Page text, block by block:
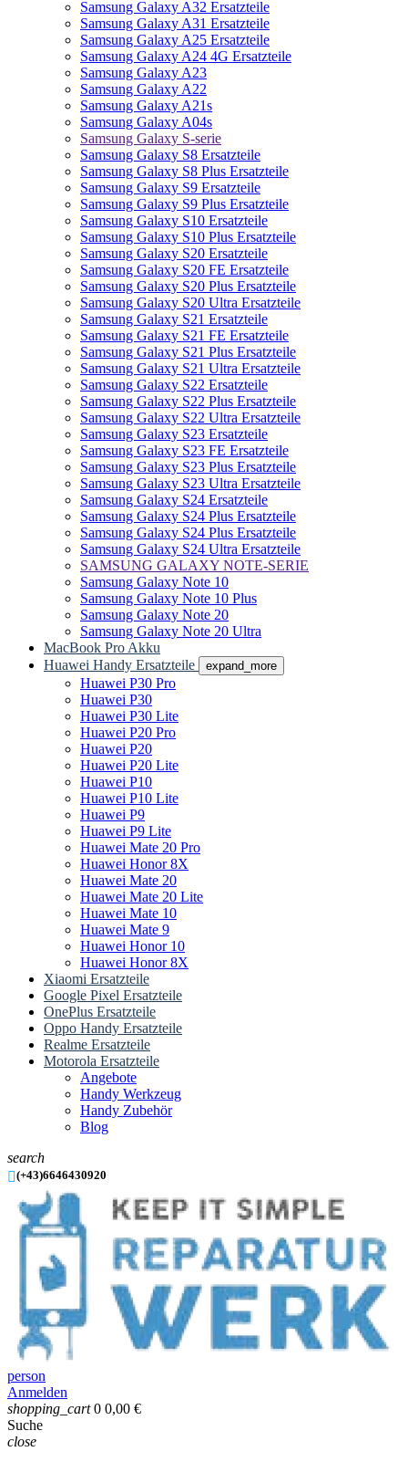
Samsung Galaxy A32 Ersatzteile
Samsung Galaxy A31 Ersatzteile
Samsung Galaxy A25 Ersatzteile
Samsung Galaxy A24 4G Ersatzteile
Samsung Galaxy A23
Samsung Galaxy A22
Samsung Galaxy A21s
Samsung Galaxy A04s
Samsung Galaxy S-serie
Samsung Galaxy S8 Ersatzteile
Samsung Galaxy S8 Plus Ersatzteile
Samsung Galaxy S9 Ersatzteile
Samsung Galaxy S9 Plus Ersatzteile
Samsung Galaxy S10 Ersatzteile
Samsung Galaxy S10 Plus Ersatzteile
Samsung Galaxy S20 Ersatzteile
Samsung Galaxy S20 FE Ersatzteile
Samsung Galaxy S20 Plus Ersatzteile
Samsung Galaxy S20 Ultra Ersatzteile
Samsung Galaxy S21 Ersatzteile
Samsung Galaxy S21 FE Ersatzteile
Samsung Galaxy S21 Plus Ersatzteile
Samsung Galaxy S21 Ultra Ersatzteile
Samsung Galaxy S22 Ersatzteile
Samsung Galaxy S22 Plus Ersatzteile
Samsung Galaxy S22 Ultra Ersatzteile
Samsung Galaxy S23 Ersatzteile
Samsung Galaxy S23 FE Ersatzteile
Samsung Galaxy S23 Plus Ersatzteile
Samsung Galaxy S23 Ultra Ersatzteile
Samsung Galaxy S24 Ersatzteile
Samsung Galaxy S24 Plus Ersatzteile
Samsung Galaxy S24 Plus Ersatzteile
Samsung Galaxy S24 Ultra Ersatzteile
SAMSUNG GALAXY NOTE-SERIE
Samsung Galaxy Note 10
Samsung Galaxy Note 10 Plus
Samsung Galaxy Note 20
Samsung Galaxy Note 20 Ultra
MacBook Pro Akku
Huawei Handy Ersatzteile
expand_more
Huawei P30 Pro
Huawei P30
Huawei P30 Lite
Huawei P20 Pro
Huawei P20
Huawei P20 Lite
Huawei P10
Huawei P10 Lite
Huawei P9
Huawei P9 Lite
Huawei Mate 20 Pro
Huawei Honor 8X
Huawei Mate 20
Huawei Mate 20 Lite
Huawei Mate 10
Huawei Mate 9
Huawei Honor 10
Huawei Honor 8X
Xiaomi Ersatzteile
Google Pixel Ersatzteile
OnePlus Ersatzteile
Oppo Handy Ersatzteile
Realme Ersatzteile
Motorola Ersatzteile
Angebote
Handy Werkzeug
Handy Zubehör
Blog
search
(+43)6646430920
person
Anmelden
shopping_cart 0 0,00 €
Suche
close